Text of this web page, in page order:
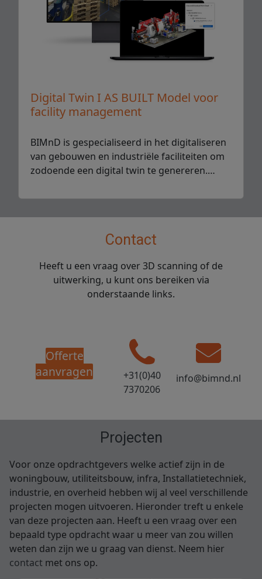
Digital Twin I AS BUILT Model voor
facility management
BIMnD is gespecialiseerd in het digitaliseren
van gebouwen en industriële faciliteiten om
zodoende een digital twin te genereren.…
Contact
Heeft u een vraag over 3D scanning of de
uitwerking, u kunt ons bereiken via
onderstaande links.
Offerte
aanvragen
+31(0)40
7370206
info@bimnd.nl
Projecten
Voor onze opdrachtgevers welke actief zijn in de
woningbouw, utiliteitsbouw, infra, Installatietechniek,
industrie, en overheid hebben wij al veel verschillende
projecten mogen uitvoeren. Hieronder treft u enkele
van deze projecten aan. Heeft u een vraag over een
bepaald type opdracht waar u meer van zou willen
weten dan zijn we u graag van dienst. Neem hier
contact met ons op.